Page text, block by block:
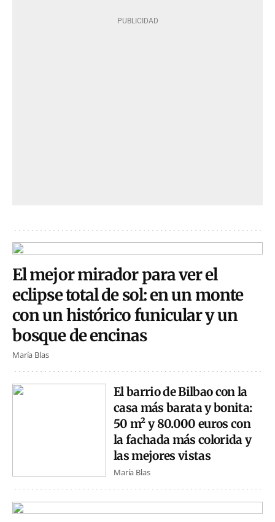
El mejor mirador para ver el
eclipse total de sol: en un monte
con un histórico funicular y un
bosque de encinas
María Blas
El barrio de Bilbao con la
casa más barata y bonita:
50 m² y 80.000 euros con
la fachada más colorida y
las mejores vistas
María Blas